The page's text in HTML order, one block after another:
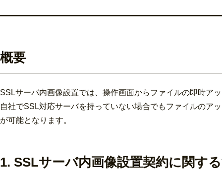
概要
SSLサーバ内画像設置では、操作画面からファイルの即時ア
自社でSSL対応サーバを持っていない場合でもファイルのア
が可能となります。
1. SSLサーバ内画像設置契約に関す